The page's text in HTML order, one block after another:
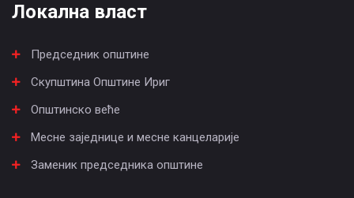
Локална власт
Председник општине
Скупштина Општине Ириг
Општинско веће
Месне заједнице и месне канцеларије
Заменик председника општине